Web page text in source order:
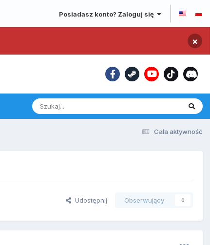
Posiadasz konto? Zaloguj się
×
Cała aktywność
Udostępnij Obserwujący 0